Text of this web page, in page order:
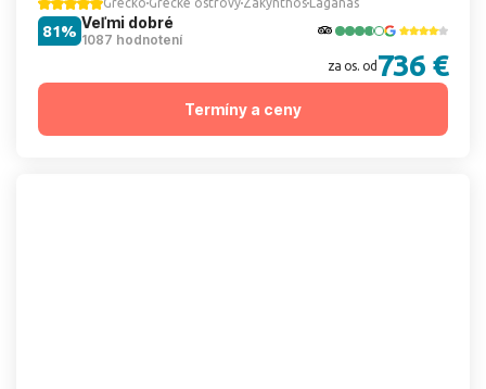
Veľmi dobré
1087 hodnotení
81%
za os. od 736 €
Termíny a ceny